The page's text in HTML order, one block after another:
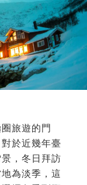
旅遊的門
於近幾年臺
，冬日拜訪
為淡季，這